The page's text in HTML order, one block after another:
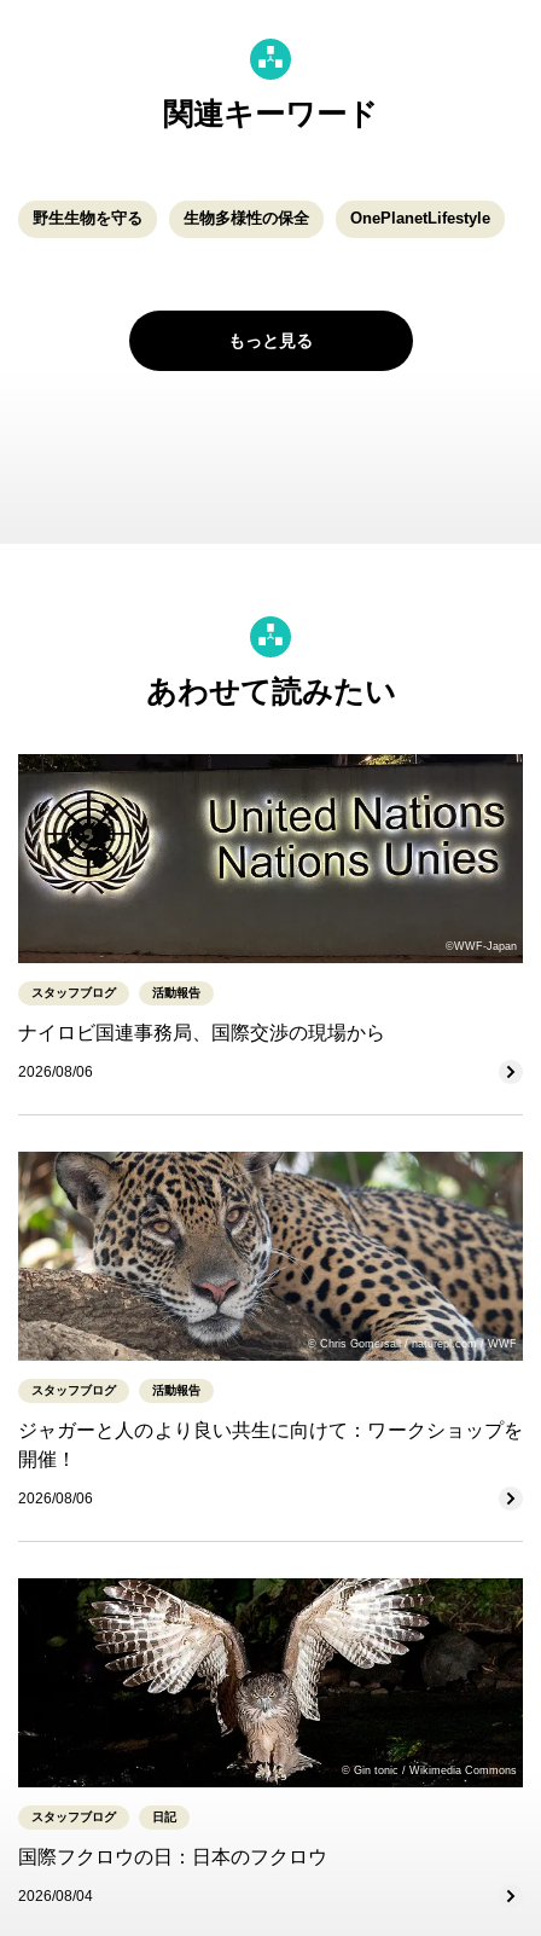
関連キーワード
野生生物を守る 生物多様性の保全 OnePlanetLifestyle
もっと見る
あわせて読みたい
©WWF-Japan
スタッフブログ 活動報告
ナイロビ国連事務局、国際交渉の現場から
2026/08/06
© Chris Gomersall / naturepl.com / WWF
スタッフブログ 活動報告
ジャガーと人のより良い共生に向けて：ワークショップを
開催！
2026/08/06
© Gin tonic / Wikimedia Commons
スタッフブログ 日記
国際フクロウの日：日本のフクロウ
2026/08/04